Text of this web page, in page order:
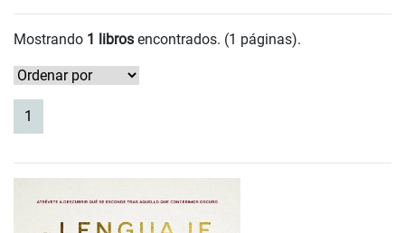
Mostrando 1 libros encontrados. (1 páginas).
1